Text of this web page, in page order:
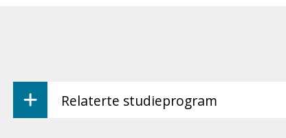
Relaterte studieprogram